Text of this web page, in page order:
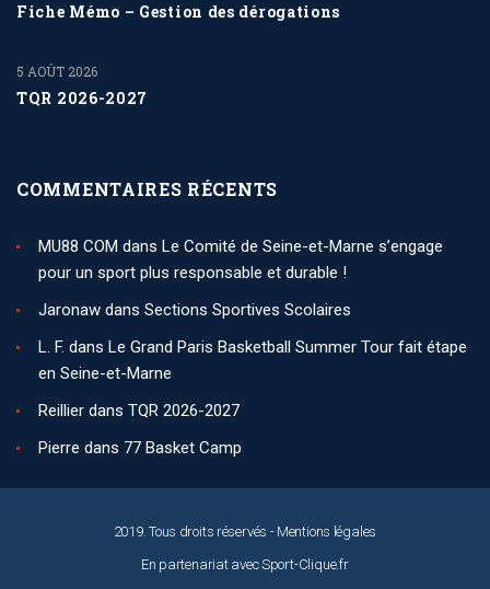
Fiche Mémo – Gestion des dérogations
TQR 2026-2027
5 AOÛT 2026
COMMENTAIRES RÉCENTS
MU88 COM dans Le Comité de Seine-et-Marne s’engage
pour un sport plus responsable et durable !
Jaronaw dans Sections Sportives Scolaires
L. F. dans Le Grand Paris Basketball Summer Tour fait étape
en Seine-et-Marne
Reillier dans TQR 2026-2027
Pierre dans 77 Basket Camp
2019. Tous droits réservés - Mentions légales
En partenariat avecSport-Clique.fr